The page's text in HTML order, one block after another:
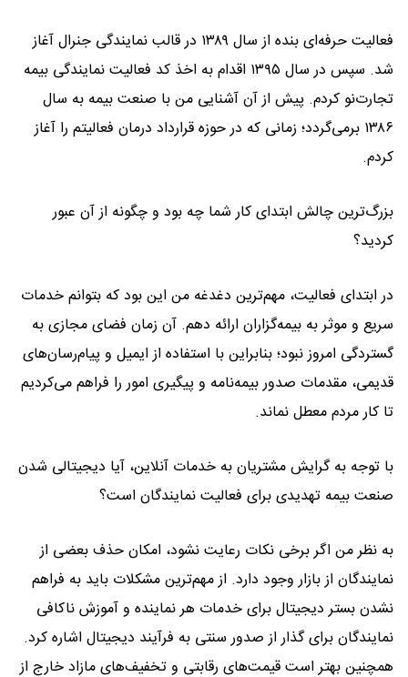
فعالیت حرفه‌ای بنده از سال ۱۳۸۹ در قالب نمایندگی جنرال آغاز
شد. سپس در سال ۱۳۹۵ اقدام به اخذ کد فعالیت نمایندگی بیمه
تجارت‌نو کردم. پیش از آن آشنایی من با صنعت بیمه به سال
۱۳۸۶ برمی‌گردد؛ زمانی که در حوزه قرارداد درمان فعالیتم را آغاز
کردم.
بزرگ‌ترین چالش ابتدای کار شما چه بود و چگونه از آن عبور
کردید؟
در ابتدای فعالیت، مهم‌ترین دغدغه من این بود که بتوانم خدمات
سریع و موثر به بیمه‌گزاران ارائه دهم. آن زمان فضای مجازی به
گستردگی امروز نبود؛ بنابراین با استفاده از ایمیل و پیام‌رسان‌های
قدیمی، مقدمات صدور بیمه‌نامه و پیگیری امور را فراهم می‌کردیم
تا کار مردم معطل نماند.
با توجه به گرایش مشتریان به خدمات آنلاین، آیا دیجیتالی شدن
صنعت بیمه تهدیدی برای فعالیت نمایندگان است؟
به نظر من اگر برخی نکات رعایت نشود، امکان حذف بعضی از
نمایندگان از بازار وجود دارد. از مهم‌ترین مشکلات باید به فراهم
نشدن بستر دیجیتال برای خدمات هر نماینده و آموزش ناکافی
نمایندگان برای گذار از صدور سنتی به فرآیند دیجیتال اشاره کرد.
همچنین بهتر است قیمت‌های رقابتی و تخفیف‌های مازاد خارج از